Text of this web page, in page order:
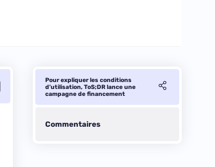
Pour expliquer les conditions
d’utilisation, ToS;DR lance une
campagne de financement
Commentaires